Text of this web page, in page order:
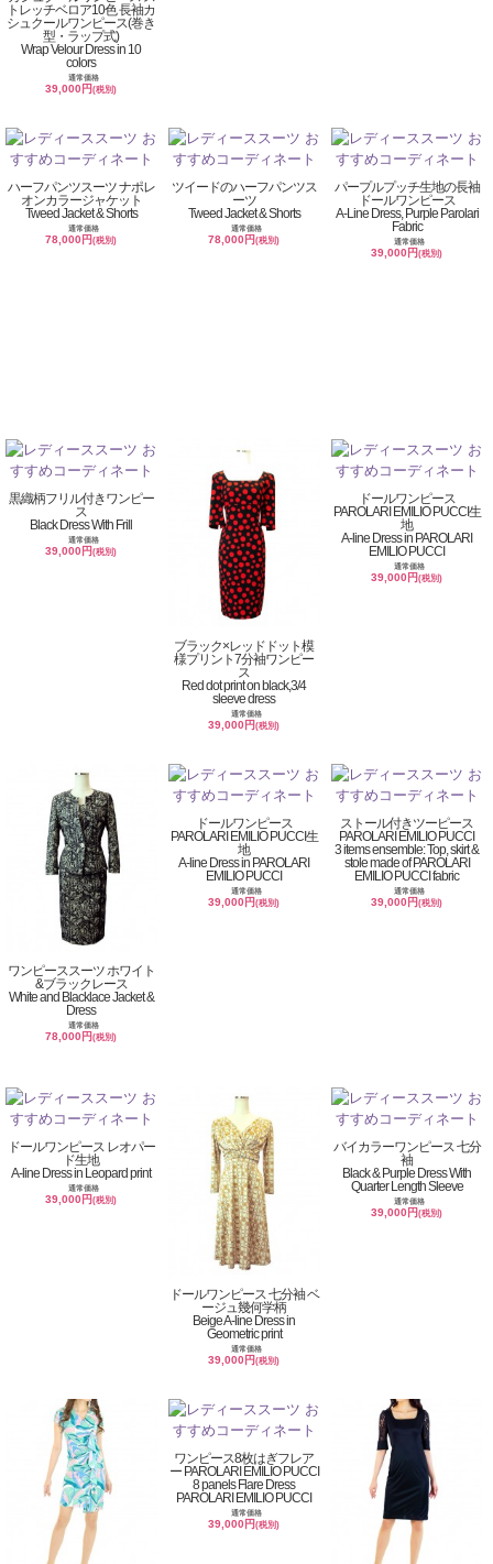
トレッチベロア10色 長袖カ
シュクールワンピース(巻き
型・ラップ式)
Wrap Velour Dress in 10
colors
通常価格
39,000円(税別)
ハーフパンツスーツ ナポレ
オンカラージャケット
Tweed Jacket & Shorts
通常価格
78,000円(税別)
ツイードのハーフパンツス
ーツ
Tweed Jacket & Shorts
通常価格
78,000円(税別)
パープルプッチ生地の長袖
ドールワンピース
A-Line Dress, Purple Parolari
Fabric
通常価格
39,000円(税別)
黒織柄フリル付きワンピー
ス
Black Dress With Frill
通常価格
39,000円(税別)
ブラック×レッドドット模
様プリント7分袖ワンピー
ス
Red dot print on black,3/4
sleeve dress
通常価格
39,000円(税別)
ドールワンピース
PAROLARI EMILIO PUCCI生
地
A-line Dress in PAROLARI
EMILIO PUCCI
通常価格
39,000円(税別)
ワンピーススーツ ホワイト
&ブラックレース
White and Blacklace Jacket &
Dress
通常価格
78,000円(税別)
ドールワンピース
PAROLARI EMILIO PUCCI生
地
A-line Dress in PAROLARI
EMILIO PUCCI
通常価格
39,000円(税別)
ストール付きツーピース
PAROLARI EMILIO PUCCI
3 items ensemble: Top, skirt &
stole made of PAROLARI
EMILIO PUCCI fabric
通常価格
39,000円(税別)
ドールワンピース レオパー
ド生地
A-line Dress in Leopard print
通常価格
39,000円(税別)
ドールワンピース 七分袖 ベ
ージュ幾何学柄
Beige A-line Dress in
Geometric print
通常価格
39,000円(税別)
バイカラーワンピース 七分
袖
Black & Purple Dress With
Quarter Length Sleeve
通常価格
39,000円(税別)
ワンピース8枚はぎフレア
ー PAROLARI EMILIO PUCCI
8 panels Flare Dress
PAROLARI EMILIO PUCCI
通常価格
39,000円(税別)